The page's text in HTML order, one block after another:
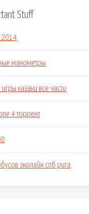
Stuff
2014
манометры
казаки все части
4 торрент
эколайн спб рига